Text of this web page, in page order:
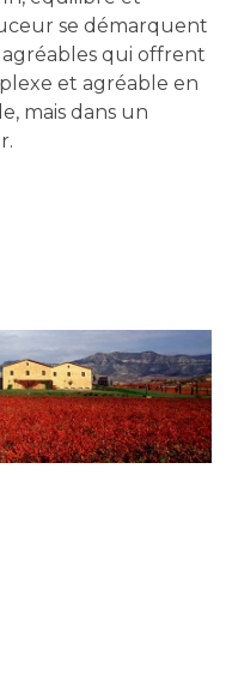
se démarquent
qui offrent
et agréable en
mais dans un